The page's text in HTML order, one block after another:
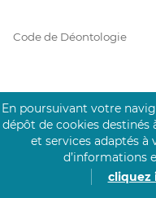
Code de Déontologie
Mentions Légales
Prérequis Click&Care
En poursuivant votre
dépôt de cookies destinés
et services adaptés à
d’informations
cliquez